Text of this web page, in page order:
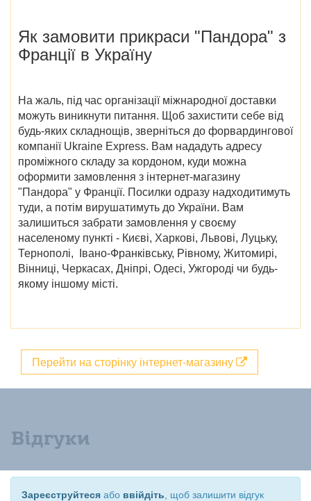
Як замовити прикраси "Пандора" з
Франції в Україну
На жаль, під час організації міжнародної доставки
можуть виникнути питання. Щоб захистити себе від
будь-яких складнощів, зверніться до форвардингової
компанії Ukraine Express. Вам нададуть адресу
проміжного складу за кордоном, куди можна
оформити замовлення з інтернет-магазину
"Пандора" у Франції. Посилки одразу надходитимуть
туди, а потім вирушатимуть до України. Вам
залишиться забрати замовлення у своєму
населеному пункті - Києві, Харкові, Львові, Луцьку,
Тернополі, Івано-Франківську, Рівному, Житомирі,
Вінниці, Черкасах, Дніпрі, Одесі, Ужгороді чи будь-
якому іншому місті.
Перейти на сторінку інтернет-магазину
Відгуки
Зареєструйтеся або ввійдіть , щоб залишити відгук